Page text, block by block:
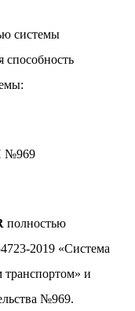
системы
способность
№969
полностью
2019 «Система
транспортом» и
№969.